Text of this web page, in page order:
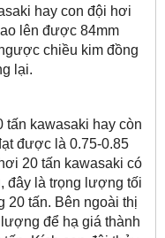
hay con đội hơi
lên được 84mm
chiều kim đồng
lại.
tấn kawasaki hay còn
được là 0.75-0.85
20 tấn kawasaki có
đây là trọng lượng tối
20 tấn. Bên ngoài thị
để hạ giá thành